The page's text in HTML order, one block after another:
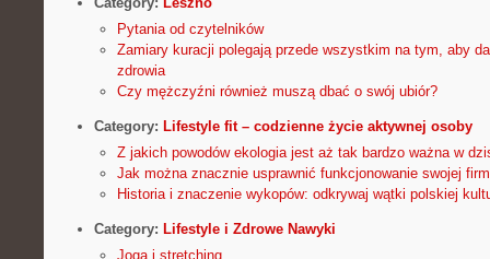
Pytania od czytelników
Zamiary kuracji polegają przede wszystkim na tym, aby
zdrowia
Czy mężczyźni również muszą dbać o swój ubiór?
Category: Lifestyle fit – codzienne życie aktywnej osoby
Z jakich powodów ekologia jest aż tak bardzo ważna w
Jak można znacznie usprawnić funkcjonowanie swojej
Historia i znaczenie wykopów: odkrywaj wątki polskiej
Category: Lifestyle i Zdrowe Nawyki
Joga i stretching